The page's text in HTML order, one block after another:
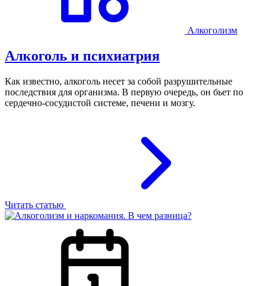
Алкоголизм
Алкоголь и психиатрия
Как известно, алкоголь несет за собой разрушительные
последствия для организма. В первую очередь, он бьет по
сердечно-сосудистой системе, печени и мозгу.
Читать статью